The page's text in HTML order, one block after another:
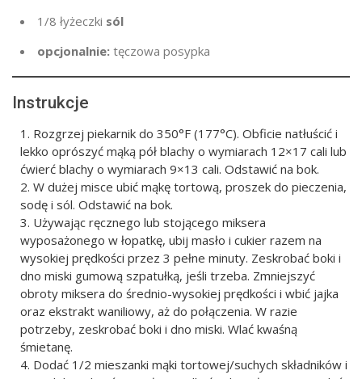
1/8 łyżeczki sól
opcjonalnie: tęczowa posypka
Instrukcje
Rozgrzej piekarnik do 350°F (177°C). Obficie natłuścić i
lekko oprószyć mąką pół blachy o wymiarach 12×17 cali lub
ćwierć blachy o wymiarach 9×13 cali. Odstawić na bok.
W dużej misce ubić mąkę tortową, proszek do pieczenia,
sodę i sól. Odstawić na bok.
Używając ręcznego lub stojącego miksera
wyposażonego w łopatkę, ubij masło i cukier razem na
wysokiej prędkości przez 3 pełne minuty. Zeskrobać boki i
dno miski gumową szpatułką, jeśli trzeba. Zmniejszyć
obroty miksera do średnio-wysokiej prędkości i wbić jajka
oraz ekstrakt waniliowy, aż do połączenia. W razie
potrzeby, zeskrobać boki i dno miski. Wlać kwaśną
śmietanę.
Dodać 1/2 mieszanki mąki tortowej/suchych składników i